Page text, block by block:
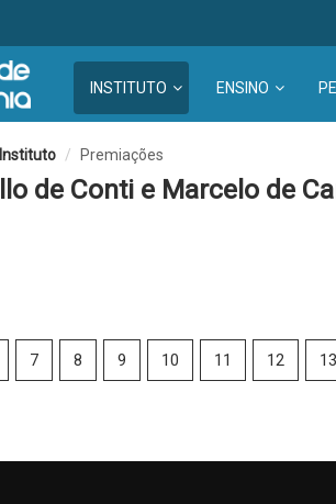
INSTITUTO ENSINO
Instituto / Premiações
de Conti e Marcelo de
7 8 9 10 11 12 13